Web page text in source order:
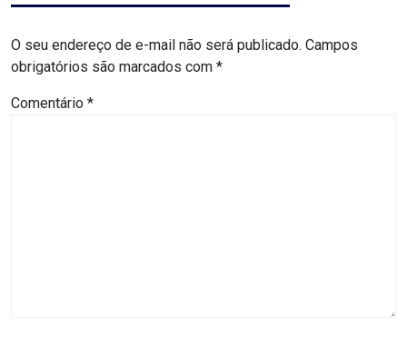
NATAL
CÂMARA
O seu endereço de e-mail não será publicado. Campos
obrigatórios são marcados com *
Comentário *